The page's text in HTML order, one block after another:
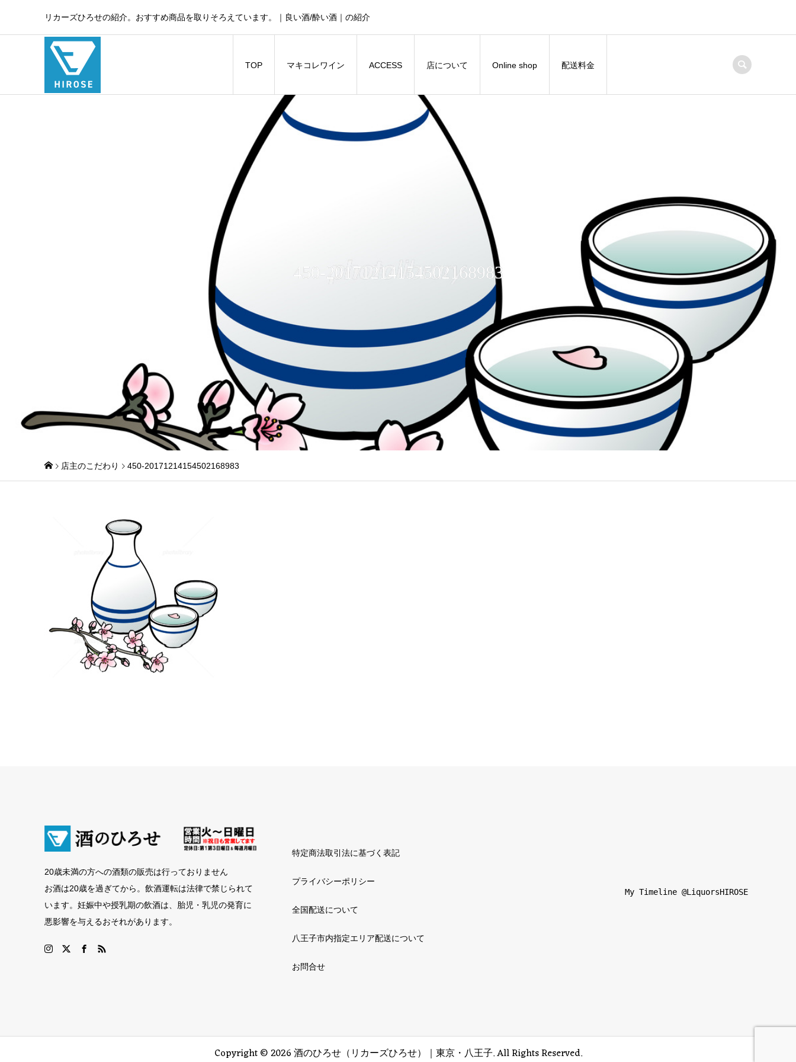
リカーズひろせの紹介。おすすめ商品を取りそろえています。｜良い酒/酔い酒｜の紹介
TOP マキコレワイン ACCESS 店について Online shop 配送料金
450-20171214154502168983
店主のこだわり 450-20171214154502168983
20歳未満の方への酒類の販売は行っておりません
お酒は20歳を過ぎてから。飲酒運転は法律で禁じられて
います。妊娠中や授乳期の飲酒は、胎児・乳児の発育に
悪影響を与えるおそれがあります。
特定商法取引法に基づく表記
プライバシーポリシー
全国配送について
八王子市内指定エリア配送について
お問合せ
My Timeline
Copyright ©2026酒のひろせ（リカーズひろせ）｜東京・八王子. All Rights Reserved.